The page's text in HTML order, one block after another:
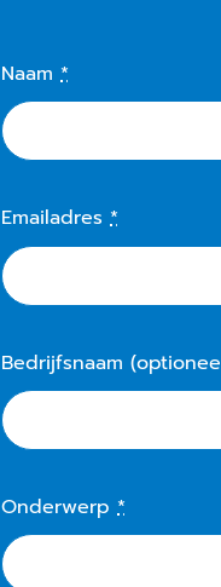
Naam*
Emailadres*
Bedrijfsnaam
Onderwerp*